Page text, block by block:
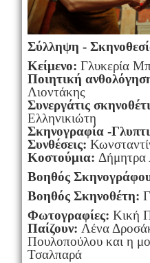
Σύλληψη -
Κείμενο: Γλυκερία
Ποιητική
Λιοντάκης
Συνεργάτις
Ελληνικιώτη
Σκηνογραφία -
Συνθέσεις:
Κοστούμια: Δήμητρα
Βοηθός
Βοηθός Σκηνοθέτη:
Φωτογραφίες: Κική
Παίζουν: Λένα
Πουλοπούλου και η
Τσαλπαρά